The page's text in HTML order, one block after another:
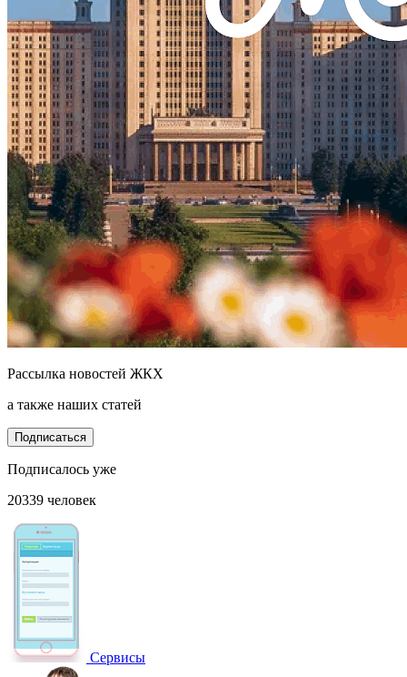
Рассылка новостей ЖКХ
а также наших статей
Подписаться
Подписалось уже
20339 человек
Сервисы